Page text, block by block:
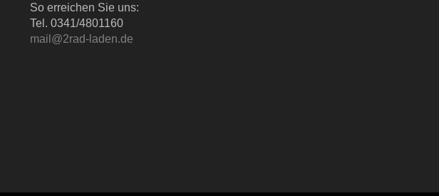
So erreichen Sie uns:
Tel. 0341/4801160
mail@2rad-laden.de